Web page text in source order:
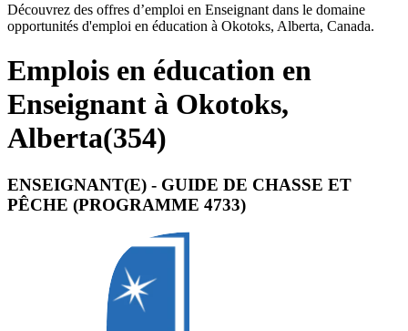
Découvrez des offres d’emploi en Enseignant dans le domaine
opportunités d'emploi en éducation à Okotoks, Alberta, Canada.
Emplois en éducation en
Enseignant à Okotoks,
Alberta(354)
ENSEIGNANT(E) - GUIDE DE CHASSE ET
PÊCHE (PROGRAMME 4733)